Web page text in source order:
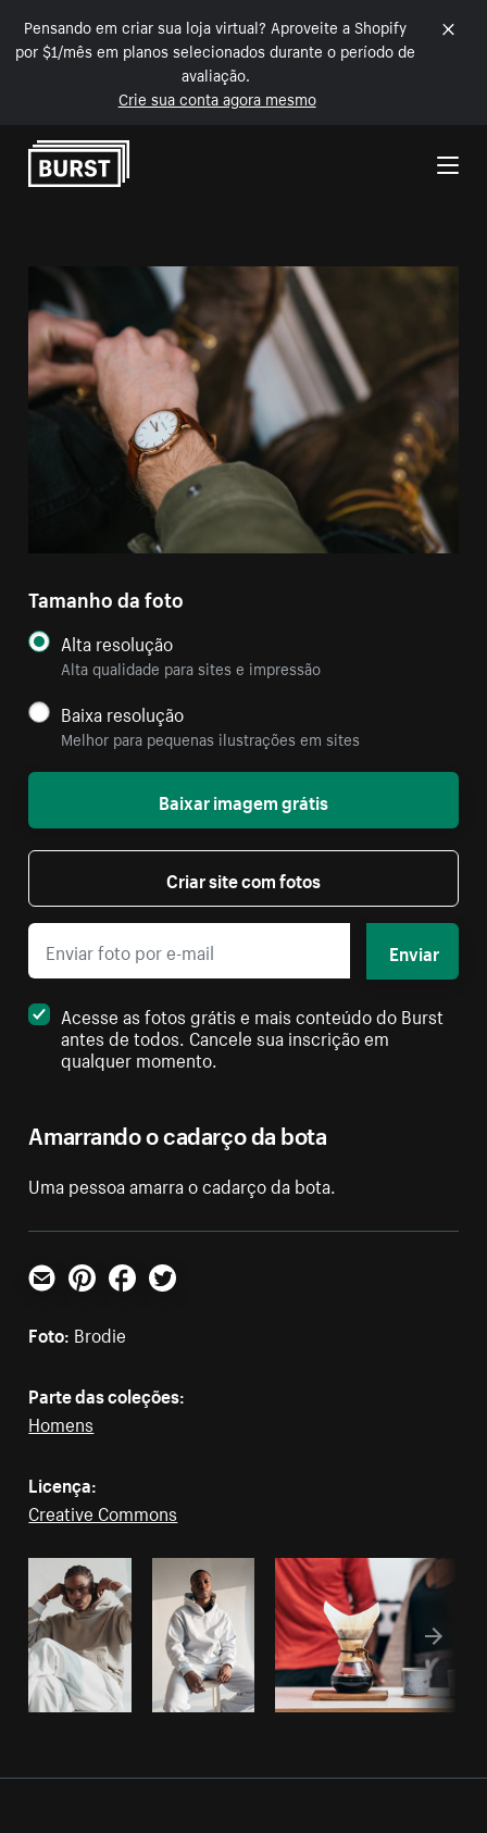
Pensando em criar sua loja virtual? Aproveite a Shopify
por $1/mês em planos selecionados durante o período de
avaliação.
Crie sua conta agora mesmo
Pular para o conteúdo
Amarrando o cadarço da bota
Uma pessoa amarra o cadarço da bota.
Tamanho da foto
Alta resolução
Alta qualidade para sites e impressão
Baixa resolução
Melhor para pequenas ilustrações em sites
Baixar imagem grátis
Criar site com fotos
Enviar
Acesse as fotos grátis e mais conteúdo do Burst
antes de todos. Cancele sua inscrição em
qualquer momento.
E-mailPinterestFacebookTwitter
Foto: Brodie
Parte das coleções:
Homens
Licença:
Creative Commons